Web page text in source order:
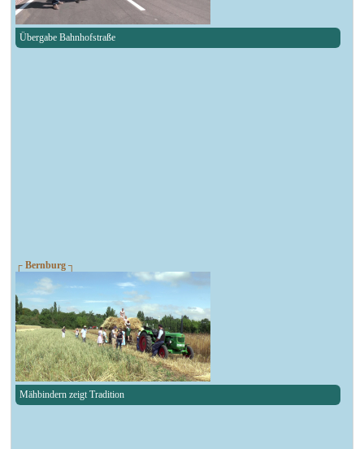
Übergabe Bahnhofstraße
┌ Bernburg ┐
Mähbindern zeigt Tradition